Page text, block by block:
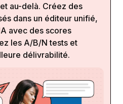
au-delà. Créez des
dans un éditeur unifié,
avec des scores
les A/B/N tests et
délivrabilité.